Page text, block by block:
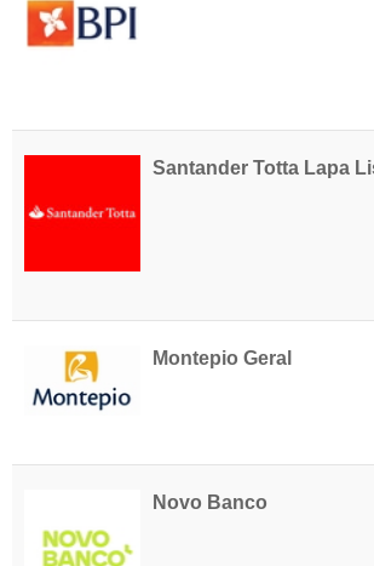
Santander Totta Lapa
Montepio Geral
Novo Banco